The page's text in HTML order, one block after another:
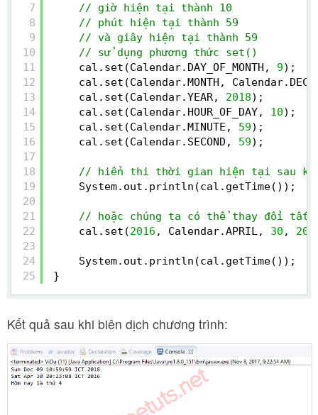
7
8
9
10
11
12
13
14
15
16
17
18
19
20
21
22
23
24
25
// giờ hiện tại thành 10
// phút hiện tại thành 59
// và giây hiện tại thành 59
// sử dụng phương thức set()
cal.set(Calendar.DAY_OF_MONTH, 9);
cal.set(Calendar.MONTH,
cal.set(Calendar.YEAR, 2018);
cal.set(Calendar.HOUR_OF_DAY, 10);
cal.set(Calendar.MINUTE, 59);
cal.set(Calendar.SECOND, 59);
// hiển thi thời gian hiện tại sau
System.out.println(cal.getTime());
// hoặc chúng ta có thể thay đổi tất
cal.set(2016 , Calendar.APRIL, 30 , 20
System.out.println(cal.getTime());
}
Kết quả sau khi biên dịch chương trình: